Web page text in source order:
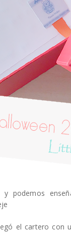
podemos
el cartero con